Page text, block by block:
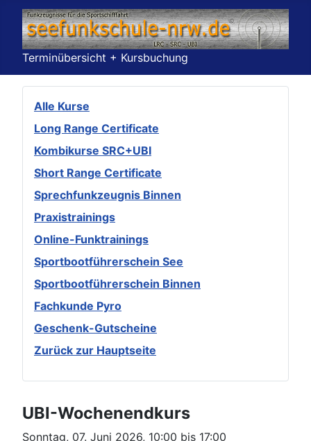
Terminübersicht + Kursbuchung
Alle Kurse
Long Range Certificate
Kombikurse SRC+UBI
Short Range Certificate
Sprechfunkzeugnis Binnen
Praxistrainings
Online-Funktrainings
Sportbootführerschein See
Sportbootführerschein Binnen
Fachkunde Pyro
Geschenk-Gutscheine
Zurück zur Hauptseite
UBI-Wochenendkurs
Sonntag, 07. Juni 2026, 10:00 bis 17:00